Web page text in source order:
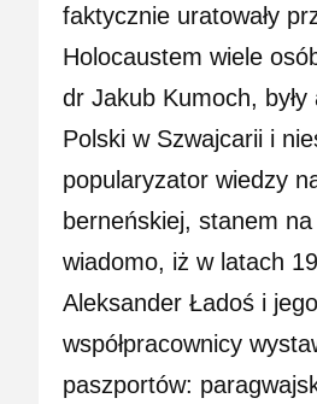
faktycznie uratowały
Holocaustem wiele
dr Jakub Kumoch,
Polski w Szwajcarii i
popularyzator wiedzy
berneńskiej, stanem
wiadomo, iż w latach
Aleksander Ładoś i jego
współpracownicy
paszportów: